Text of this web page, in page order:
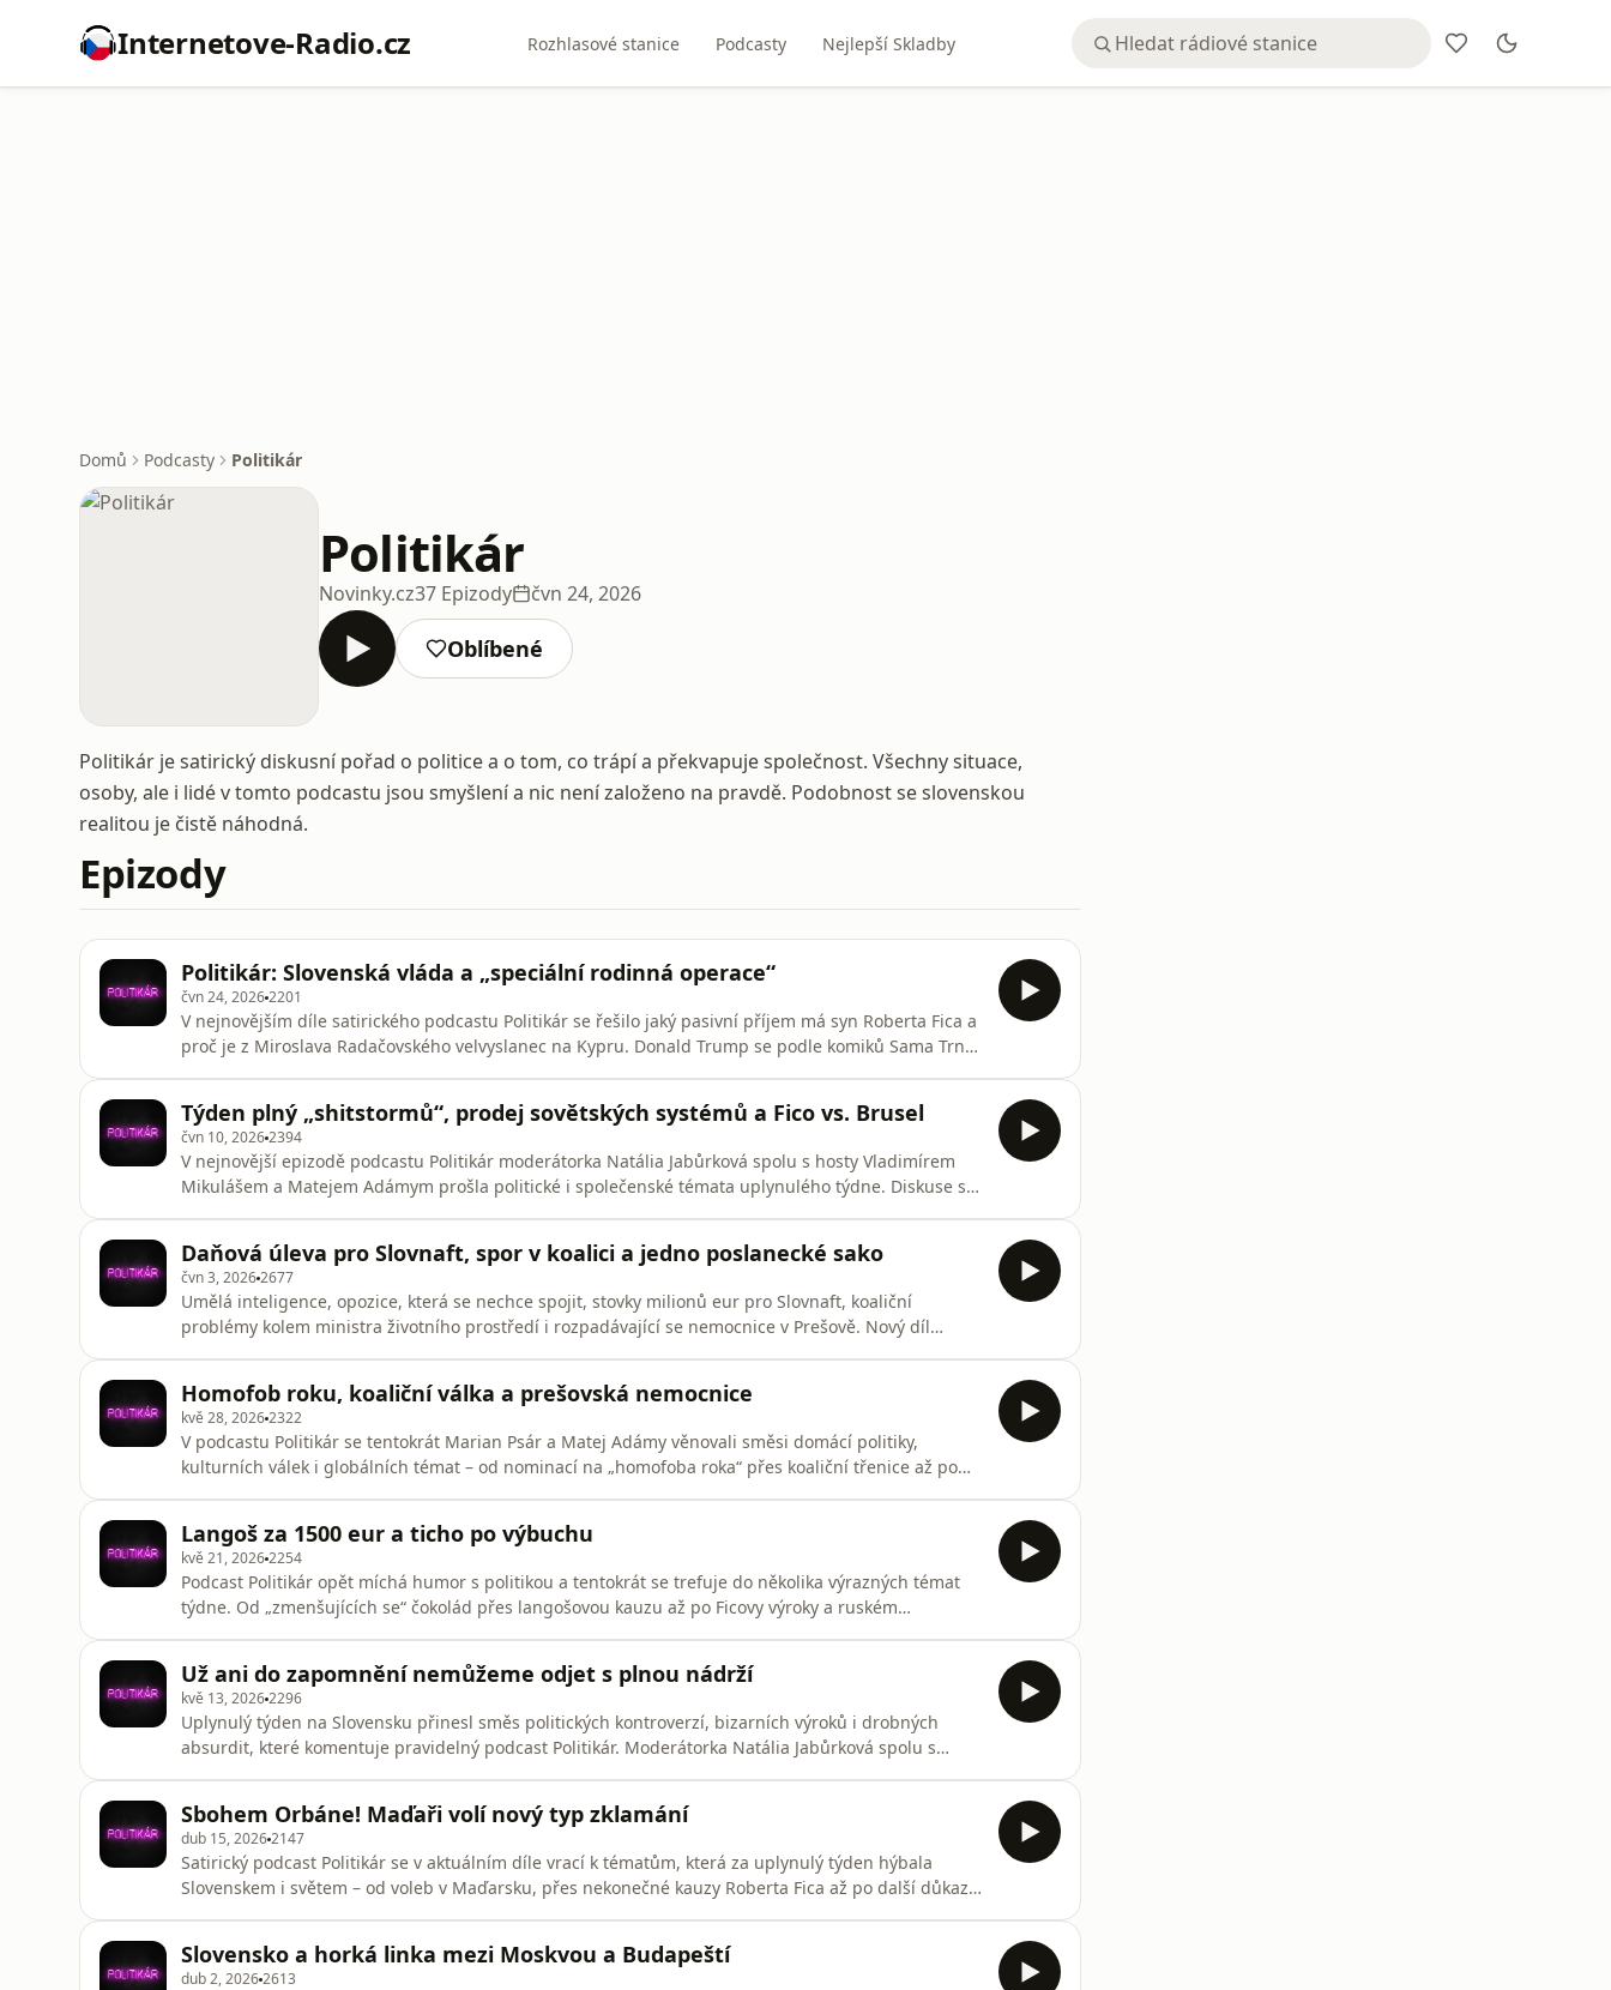
Internetove-Radio.cz Rozhlasové stanice Podcasty Nejlepší Skladby
Domů Podcasty Politikár
Politikár
Novinky.cz37 Epizody čvn 24, 2026
Oblíbené
Politikár je satirický diskusní pořad o politice a o tom, co trápí a překvapuje společnost. Všechny situace,
osoby, ale i lidé v tomto podcastu jsou smyšlení a nic není založeno na pravdě. Podobnost se slovenskou
realitou je čistě náhodná.
Epizody
Politikár: Slovenská vláda a „speciální rodinná operace“
čvn 24, 20262201
V nejnovějším díle satirického podcastu Politikár se řešilo jaký pasivní příjem má syn Roberta Fica a
proč je z Miroslava Radačovského velvyslanec na Kypru. Donald Trump se podle komiků Sama Trnky
Týden plný „shitstormů“, prodej sovětských systémů a Fico vs. Brusel
čvn 10, 20262394
V nejnovější epizodě podcastu Politikár moderátorka Natália Jabůrková spolu s hosty Vladimírem
Mikulášem a Matejem Adámym prošla politické i společenské témata uplynulého týdne. Diskuse se
Daňová úleva pro Slovnaft, spor v koalici a jedno poslanecké sako
čvn 3, 20262677
Umělá inteligence, opozice, která se nechce spojit, stovky milionů eur pro Slovnaft, koaliční
problémy kolem ministra životního prostředí i rozpadávající se nemocnice v Prešově. Nový díl
Homofob roku, koaliční válka a prešovská nemocnice
kvě 28, 20262322
V podcastu Politikár se tentokrát Marian Psár a Matej Adámy věnovali směsi domácí politiky,
kulturních válek i globálních témat – od nominací na „homofoba roka“ přes koaliční třenice až po
Langoš za 1500 eur a ticho po výbuchu
kvě 21, 20262254
Podcast Politikár opět míchá humor s politikou a tentokrát se trefuje do několika výrazných témat
týdne. Od „zmenšujících se“ čokolád přes langošovou kauzu až po Ficovy výroky a ruském
Už ani do zapomnění nemůžeme odjet s plnou nádrží
kvě 13, 20262296
Uplynulý týden na Slovensku přinesl směs politických kontroverzí, bizarních výroků i drobných
absurdit, které komentuje pravidelný podcast Politikár. Moderátorka Natália Jabůrková spolu s
Sbohem Orbáne! Maďaři volí nový typ zklamání
dub 15, 20262147
Satirický podcast Politikár se v aktuálním díle vrací k tématům, která za uplynulý týden hýbala
Slovenskem i světem – od voleb v Maďarsku, přes nekonečné kauzy Roberta Fica až po další důkaz,
Adámym.
Slovensko a horká linka mezi Moskvou a Budapeští
dub 2, 20262613